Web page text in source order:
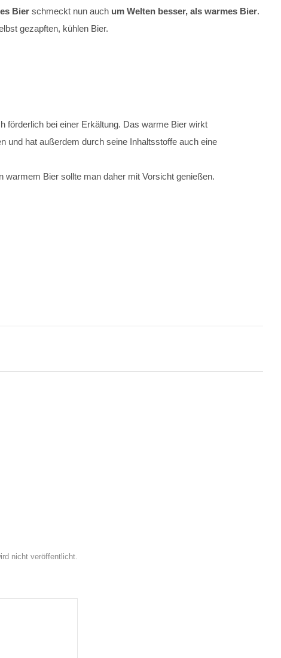
Bier schmeckt nun auch um Welten besser, als warmes Bier.
gezapften, kühlen Bier.
förderlich bei einer Erkältung. Das warme Bier wirkt
und hat außerdem durch seine Inhaltsstoffe auch eine
Bier sollte man daher mit Vorsicht genießen.
nicht veröffentlicht.